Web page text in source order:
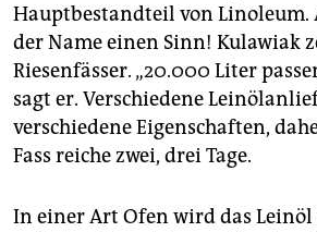
Hauptbestandteil von
der Name einen Sinn! Kulawiak
Riesenfässer. „20.000 Liter
sagt er. Verschiedene
verschiedene Eigenschaften,
Fass reiche zwei, drei Tage.
In einer Art Ofen wird das